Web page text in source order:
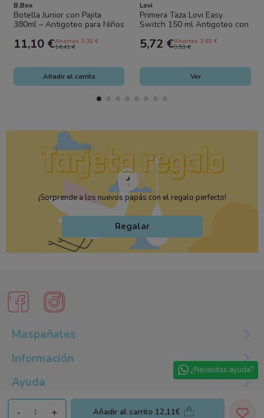
- + Añadir al carrito 12,11€
B.Box
Botella Junior con Pajita
380ml – Antigoteo para Niños
11,10 €Ahorras 3.31 €
14,41 €
Añadir al carrito
Lovi
Primera Taza Lovi Easy
Switch 150 ml Antigoteo con
5,72 €Ahorras 3.81 €
9,53 €
Ver
¡Sorprende a los nuevos papás con el regalo perfecto!
Regalar
Maspañales
Información
Ayuda
¿Necesitas ayuda?